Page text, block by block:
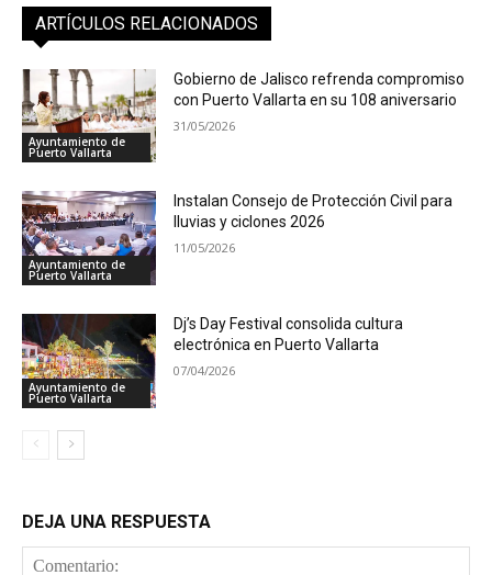
ARTÍCULOS RELACIONADOS
Ayuntamiento de
Puerto Vallarta
Gobierno de Jalisco refrenda compromiso
con Puerto Vallarta en su 108 aniversario
31/05/2026
Ayuntamiento de
Puerto Vallarta
Instalan Consejo de Protección Civil para
lluvias y ciclones 2026
11/05/2026
Ayuntamiento de
Puerto Vallarta
Dj’s Day Festival consolida cultura
electrónica en Puerto Vallarta
07/04/2026
DEJA UNA RESPUESTA